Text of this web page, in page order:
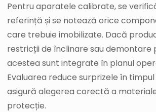
Pentru aparatele calibrate, se
referință și se notează orice
care trebuie imobilizate. Dacă
restricții de înclinare sau demontare
acestea sunt integrate în planul
Evaluarea reduce surprizele în
asigură alegerea corectă a
protecție.